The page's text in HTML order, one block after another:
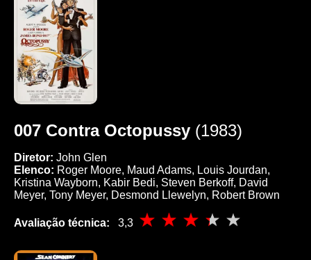
007 Contra Octopussy (1983)
Diretor: John Glen
Elenco: Roger Moore, Maud Adams, Louis Jourdan,
Kristina Wayborn, Kabir Bedi, Steven Berkoff, David
Meyer, Tony Meyer, Desmond Llewelyn, Robert Brown
Avaliação técnica: 3,3